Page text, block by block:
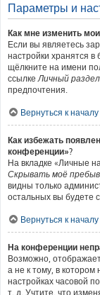
Параметры и
Как мне изменить
Если вы являетесь
настройки хранятся
щёлкните на имени
ссылкеЛичный раздел
предпочтения.
Вернуться к началу
Как избежать
конференции»?
На вкладке «Личные
Скрывать моё
видны только
остальных вы будете
Вернуться к началу
На конференции
Возможно,
а не к тому, в
настройках часовой
т. д. Учтите, что